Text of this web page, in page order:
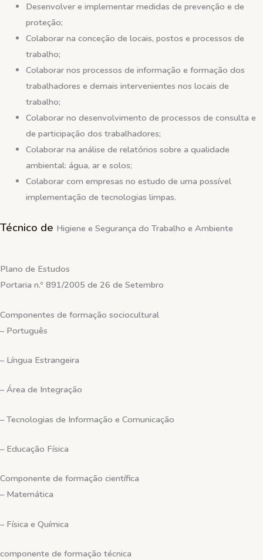
Desenvolver e implementar medidas de prevenção e de
proteção;
Colaborar na conceção de locais, postos e processos de
trabalho;
Colaborar nos processos de informação e formação dos
trabalhadores e demais intervenientes nos locais de
trabalho;
Colaborar no desenvolvimento de processos de consulta e
de participação dos trabalhadores;
Colaborar na análise de relatórios sobre a qualidade
ambiental: água, ar e solos;
Colaborar com empresas no estudo de uma possível
implementação de tecnologias limpas.
Técnico de Higiene e Segurança do Trabalho e Ambiente
Plano de Estudos
Portaria n.º 891/2005 de 26 de Setembro
Componentes de formação sociocultural
–Português
– Língua Estrangeira
– Área de Integração
– Tecnologias de Informação e Comunicação
– Educação Física
Componente de formação científica
– Matemática
– Física e Química
componente de formação técnica